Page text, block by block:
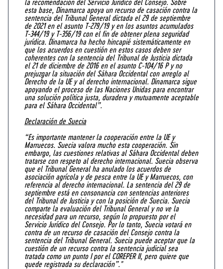
esta base, Dinamarca apoya un recurso de casación contra la
sentencia del Tribunal General dictada el 29 de septiembre
de 2021 en el asunto T-279/19 y en los asuntos acumulados
T-344/19 y T-356/19 con el fin de obtener plena seguridad
jurídica. Dinamarca ha hecho hincapié sistemáticamente en
que los acuerdos en cuestión en estos casos deben ser
coherentes con la sentencia del Tribunal de Justicia dictada
el 21 de diciembre de 2016 en el asunto C-104/16 P y no
prejuzgar la situación del Sáhara Occidental con arreglo al
Derecho de la UE y al derecho internacional. Dinamarca sigue
apoyando el proceso de las Naciones Unidas para encontrar
una solución política justa, duradera y mutuamente aceptable
para el Sáhara Occidental”.
Declaración de Suecia
“Es importante mantener la cooperación entre la UE y
Marruecos. Suecia valora mucho esta cooperación. Sin
embargo, las cuestiones relativas al Sáhara Occidental deben
tratarse con respeto al derecho internacional. Suecia observa
que el Tribunal General ha anulado los acuerdos de
asociación agrícola y de pesca entre la UE y Marruecos, con
referencia al derecho internacional. La sentencia del 29 de
septiembre está en consonancia con sentencias anteriores
del Tribunal de Justicia y con la posición de Suecia. Suecia
comparte la evaluación del Tribunal General y no ve la
necesidad para un recurso, según lo propuesto por el
Servicio Jurídico del Consejo. Por lo tanto, Suecia votará en
contra de un recurso de casación del Consejo contra la
sentencia del Tribunal General. Suecia puede aceptar que la
cuestión de un recurso contra la sentencia judicial sea
tratada como un punto I por el COREPER II, pero quiere que
quede registrada su declaración”."